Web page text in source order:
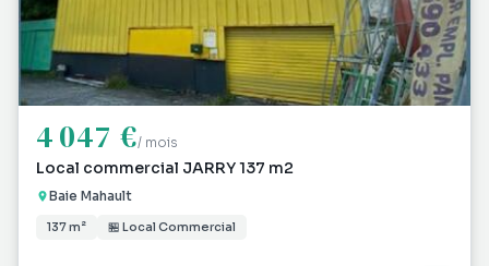
4 047 €/ mois
Local commercial JARRY 137 m2
Baie Mahault
137 m² 🏪 Local Commercial